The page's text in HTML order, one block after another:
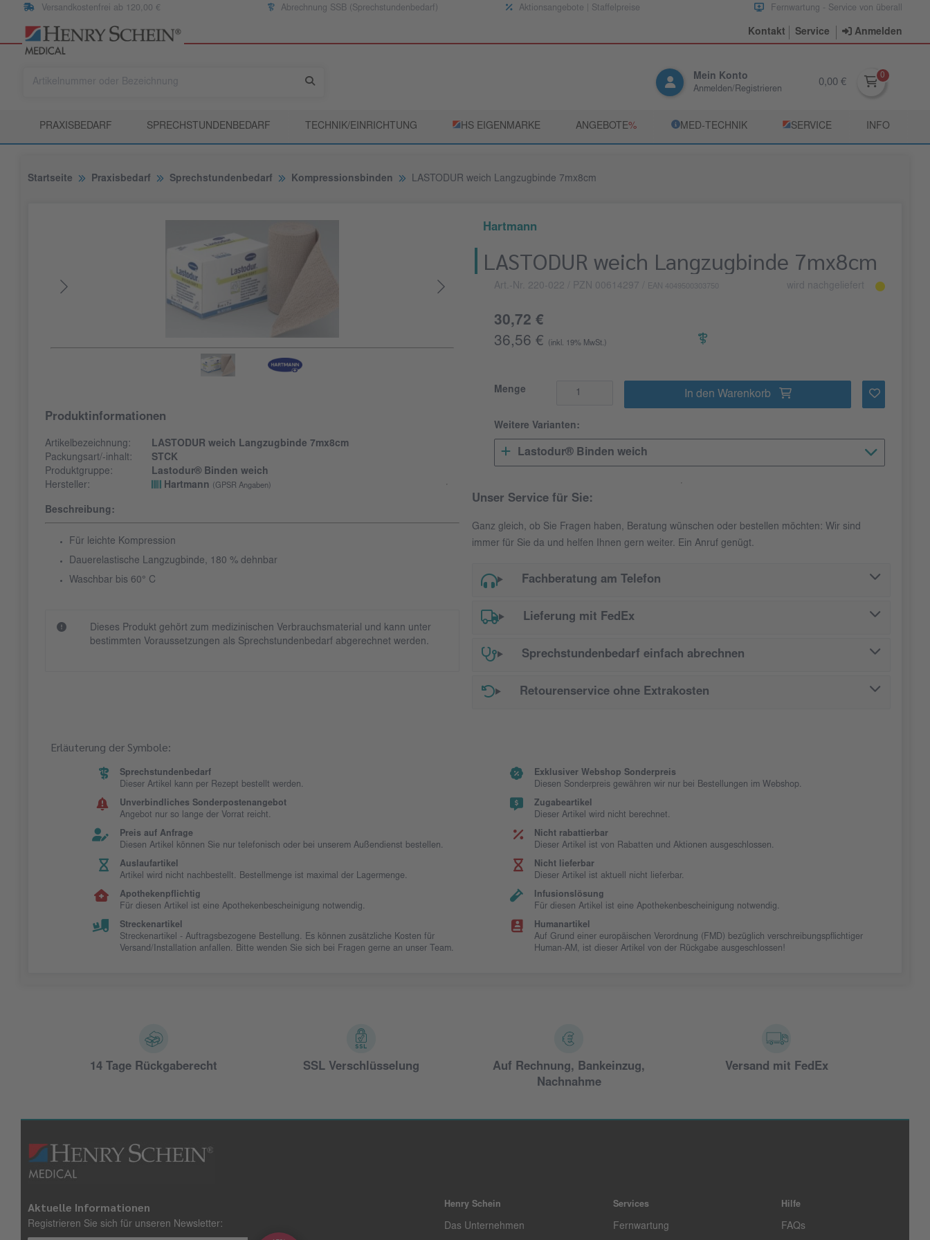
Versandkostenfrei ab 120,00 € Abrechnung SSB (Sprechstundenbedarf) Aktionsangebote | Staffelpreise Fernwartung - Service von überall
Kontakt Service Anmelden
Mein Konto
Anmelden/Registrieren
0,00 €
PRAXISBEDARF SPRECHSTUNDENBEDARF TECHNIK/EINRICHTUNG ­HS EIGENMARKE ANGEBOTE­% ­MED‑TECHNIK ­SERVICE INFO
Startseite Praxisbedarf Sprechstundenbedarf Kompressionsbinden LASTODUR weich Langzugbinde 7mx8cm
Produktinformationen
Artikelbezeichnung:
LASTODUR weich Langzugbinde 7mx8cm
Packungsart/-inhalt:
STCK
Produktgruppe:
Lastodur® Binden weich
Hersteller:
Hartmann (GPSR Angaben)
Beschreibung:
Für leichte Kompression
Dauerelastische Langzugbinde, 180 % dehnbar
Waschbar bis 60° C
Dieses Produkt gehört zum medizinischen Verbrauchsmaterial und kann unter
bestimmten Voraussetzungen als Sprechstundenbedarf abgerechnet werden.
Hartmann
LASTODUR weich Langzugbinde 7mx8cm
Art.-Nr. 220-022 / PZN 00614297 EAN 4049500303750 wird nachgeliefert
30,72 €
36,56 €
(inkl. 19% MwSt.)
Menge In den Warenkorb
Weitere Varianten:
Lastodur® Binden weich
Unser Service für Sie:
Ganz gleich, ob Sie Fragen haben, Beratung wünschen oder bestellen möchten: Wir sind
immer für Sie da und helfen Ihnen gern weiter. Ein Anruf genügt.
Fachberatung am Telefon
Lieferung mit FedEx
Sprechstundenbedarf einfach abrechnen
Retourenservice ohne Extrakosten
Erläuterung der Symbole:
Sprechstundenbedarf
Dieser Artikel kann per Rezept bestellt werden.
Exklusiver Webshop Sonderpreis
Diesen Sonderpreis gewähren wir nur bei Bestellungen im Webshop.
Unverbindliches Sonderpostenangebot
Angebot nur so lange der Vorrat reicht.
Zugabeartikel
Dieser Artikel wird nicht berechnet.
Preis auf Anfrage
Diesen Artikel können Sie nur telefonisch oder bei unserem Außendienst bestellen.
Nicht rabattierbar
Dieser Artikel ist von Rabatten und Aktionen ausgeschlossen.
Auslaufartikel
Artikel wird nicht nachbestellt. Bestellmenge ist maximal der Lagermenge.
Nicht lieferbar
Dieser Artikel ist aktuell nicht lieferbar.
Apothekenpflichtig
Für diesen Artikel ist eine Apothekenbescheinigung notwendig.
Infusionslösung
Für diesen Artikel ist eine Apothekenbescheinigung notwendig.
Streckenartikel
Streckenartikel - Auftragsbezogene Bestellung. Es können zusätzliche Kosten für
Versand/Installation anfallen. Bitte wenden Sie sich bei Fragen gerne an unser Team.
Humanartikel
Auf Grund einer europäischen Verordnung (FMD) bezüglich verschreibungspflichtiger
Human-AM, ist dieser Artikel von der Rückgabe ausgeschlossen!
14 Tage Rückgaberecht SSL Verschlüsselung
Auf Rechnung, Bankeinzug,
Nachnahme
Versand mit FedEx
Aktuelle Informationen
Registrieren Sie sich für unseren Newsletter:
Henry Schein
Das Unternehmen
Services
Fernwartung
Hilfe
FAQs